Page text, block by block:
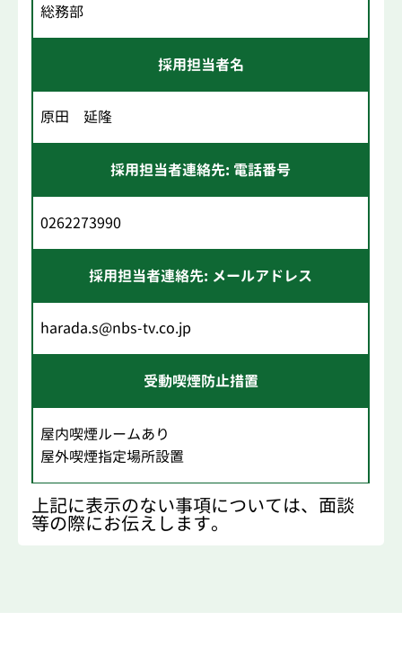
総務部
採用担当者名
原田 延隆
採用担当者連絡先: 電話番号
0262273990
採用担当者連絡先: メールアドレス
harada.s@nbs-tv.co.jp
受動喫煙防止措置
屋内喫煙ルームあり
屋外喫煙指定場所設置
上記に表示のない事項については、面談
等の際にお伝えします。